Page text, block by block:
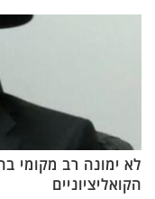
לא ימונה רב מקומי
הקואליציוניים